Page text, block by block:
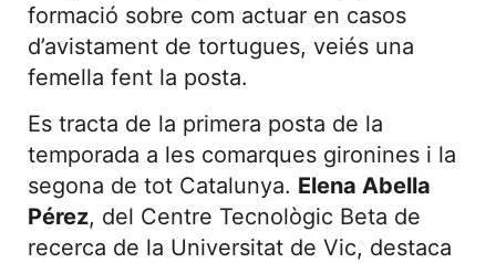
formació sobre com actuar en casos
d’avistament de tortugues, veiés una
femella fent la posta.
Es tracta de la primera posta de la
temporada a les comarques gironines i la
segona de tot Catalunya. Elena Abella
Pérez, del Centre Tecnològic Beta de
recerca de la Universitat de Vic, destaca